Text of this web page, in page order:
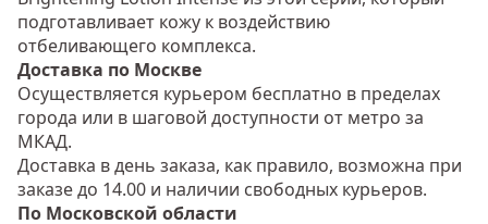
подготавливает кожу к воздействию
отбеливающего комплекса.
Доставка по Москве
Осуществляется курьером бесплатно в пределах
города или в шаговой доступности от метро за
МКАД.
Доставка в день заказа, как правило, возможна при
заказе до 14.00 и наличии свободных курьеров.
По Московской области